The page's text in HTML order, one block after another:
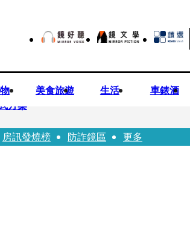
美食旅遊 生活 車錶酒
方案
話：將採必要憲政作為
房訊發燒榜 防詐鏡區 更多